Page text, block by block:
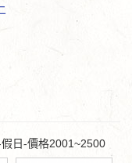
日-價格2001~2500